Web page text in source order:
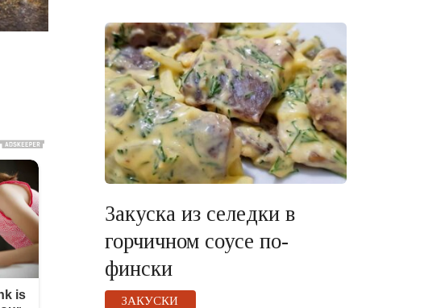
Закуска из селедки в
горчичном соусе по-
фински
ЗАКУСКИ